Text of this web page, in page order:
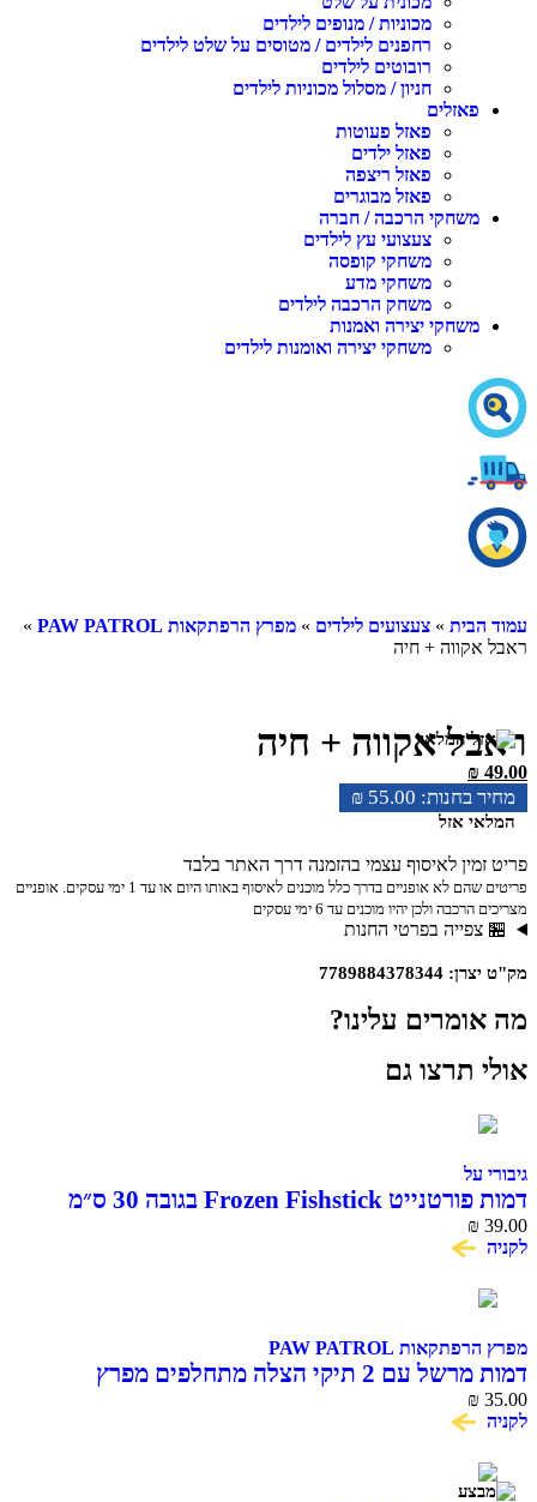
מכוניות / מנופים לילדים
רחפנים לילדים / מטוסים על שלט לילדים
רובוטים לילדים
חניון / מסלול מכוניות לילדים
פאזלים
פאזל פעוטות
פאזל ילדים
פאזל ריצפה
פאזל מבוגרים
משחקי הרכבה / חברה
צעצועי עץ לילדים
משחקי קופסה
משחקי מדע
משחק הרכבה לילדים
משחקי יצירה ואמנות
משחקי יצירה ואומנות לילדים
עמוד הבית » צעצועים לילדים » מפרץ הרפתקאות PAW PATROL
»
ראבל אקווה + חיה
ראבל אקווה + חיה
₪ 55.00
₪ 49.00
המלאי אזל
פריט זמין לאיסוף עצמי בהזמנה דרך האתר בלבד
פריטים שהם לא אופניים בדרך כלל מוכנים לאיסוף באותו היום או עד 1 ימי עסקים. אופניים
מצריכים הרכבה ולכן יהיו מוכנים עד 6 ימי עסקים
🏪 צפייה בפרטי החנות
מק"ט יצרן: 7789884378344
מה אומרים עלינו?
אולי תרצו גם
גיבורי על
דמות פורטנייט Frozen Fishstick בגובה 30 ס״מ
Victory Series
₪ 39.00
לקניה
מפרץ הרפתקאות PAW PATROL
דמות מרשל עם 2 תיקי הצלה מתחלפים מפרץ
ההרפתקאות PAW Patrol
₪ 35.00
לקניה